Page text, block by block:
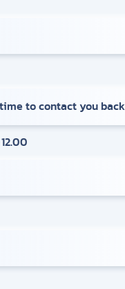
to contact you back